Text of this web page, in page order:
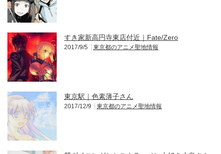
すき家新高円寺東店付近｜Fate/Zero
2017/9/5 東京都のアニメ聖地情報
東京駅｜色素薄子さん
2017/12/9 東京都のアニメ聖地情報